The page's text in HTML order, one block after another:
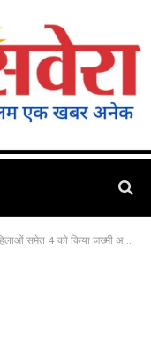
अब तक नही पकड़ सकी वन विभाग की टीम